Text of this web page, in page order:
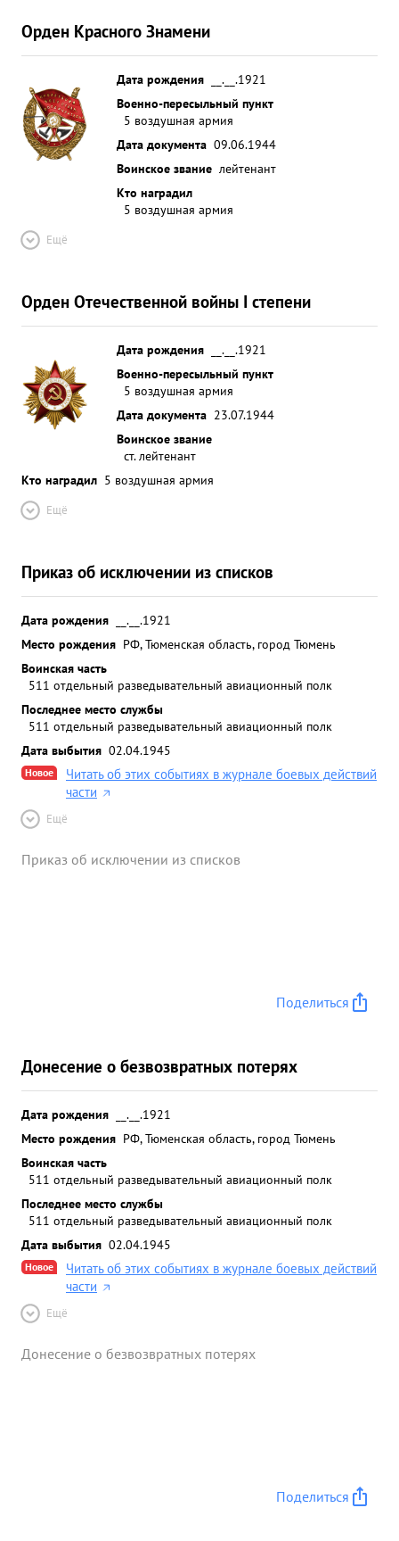
3 состава ,на аэродроме ПОДГОРОДНОЕ 80
самолетов Всего произвел 50 боевых вылетов на
ближнюю и дальнюю разведку войск противника
После получения последней награды произвел
25 боевых вылетов ...»
Орден Красного Знамени
Дата рождения
__.__.1921
Военно-пересыльный пункт
5 воздушная армия
Дата документа 09.06.1944
Воинское звание лейтенант
Кто наградил
5 воздушная армия
Ещё
Орден Отечественной войны I степени
Дата рождения
__.__.1921
Военно-пересыльный пункт
5 воздушная армия
Дата документа 23.07.1944
Воинское звание
ст. лейтенант
Кто наградил 5 воздушная армия
Ещё
Приказ об исключении из списков
Дата рождения
__.__.1921
Место рождения РФ, Тюменская область, город Тюмень
Воинская часть
511 отдельный разведывательный авиационный полк
Последнее место службы
511 отдельный разведывательный авиационный полк
Дата выбытия 02.04.1945
Новое
Читать об этих событиях в журнале боевых действий
части
Ещё
Приказ об исключении из списков
Поделиться
Донесение о безвозвратных потерях
Дата рождения
__.__.1921
Место рождения РФ, Тюменская область, город Тюмень
Воинская часть
511 отдельный разведывательный авиационный полк
Последнее место службы
511 отдельный разведывательный авиационный полк
Дата выбытия 02.04.1945
Новое
Читать об этих событиях в журнале боевых действий
части
Ещё
Донесение о безвозвратных потерях
Поделиться